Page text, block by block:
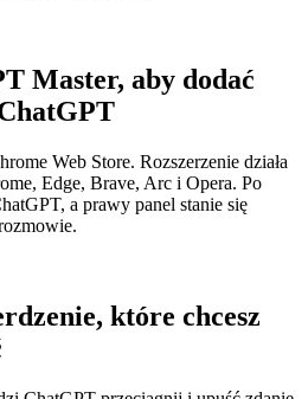
Master, aby dodać
Web Store. Rozszerzenie działa
Edge, Brave, Arc i Opera. Po
a prawy panel stanie się
które chcesz